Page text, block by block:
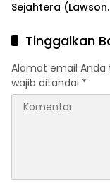
Sejahtera (Lawson
Tinggalkan
Alamat email Anda
wajib ditandai *